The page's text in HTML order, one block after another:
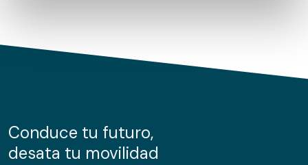
de cookies.
información sobre el uso que haga del sitio web con
nuestros partners de redes sociales, publicidad y análisis
Conduce tu futuro,
desata tu movilidad